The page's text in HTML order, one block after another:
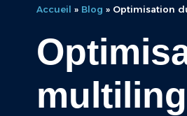
Accueil » Blog » Optimisation